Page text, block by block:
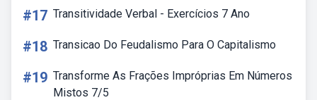
#17 Transitividade Verbal - Exercícios 7 Ano
#18 Transicao Do Feudalismo Para O Capitalismo
#19 Transforme As Frações Impróprias Em Números
Mistos 7/5